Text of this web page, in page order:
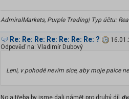
AdmiralMarkets, Purple Trading| Typ účtu:
Re: Re: Re: Re: Re: Re: Re: ?
Odpověď na: Vladimír Dubový
Leni, v pohodě nevím sice, aby moje palce